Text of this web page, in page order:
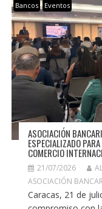
Bancos Eventos
ASOCIACIÓN
ESPECIALIZADO
COMERCIO
21/07/2026
ASOCIACIÓN
Caracas, 21 de